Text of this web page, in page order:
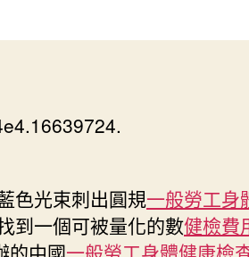
……
檢
項
目
色光束刺出圓規一般勞工身
到一個可被量化的數健檢費
的中國一般勞工身體健康檢